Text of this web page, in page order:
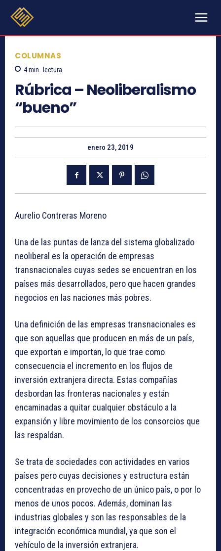
COLUMNAS
4min. lectura
Rúbrica – Neoliberalismo
“bueno”
enero 23, 2019
Aurelio Contreras Moreno
Una de las puntas de lanza del sistema globalizado
neoliberal es la operación de empresas
transnacionales cuyas sedes se encuentran en los
países más desarrollados, pero que hacen grandes
negocios en las naciones más pobres.
Una definición de las empresas transnacionales es
que son aquellas que producen en más de un país,
que exportan e importan, lo que trae como
consecuencia el incremento en los flujos de
inversión extranjera directa. Estas compañías
desbordan las fronteras nacionales y están
encaminadas a quitar cualquier obstáculo a la
expansión y libre movimiento de los consorcios que
las respaldan.
Se trata de sociedades con actividades en varios
países pero cuyas decisiones y estructura están
concentradas en provecho de un único país, o por lo
menos de unos pocos. Además, dominan las
industrias globales y son las responsables de la
integración económica mundial, ya que son el
vehículo de la inversión extranjera.